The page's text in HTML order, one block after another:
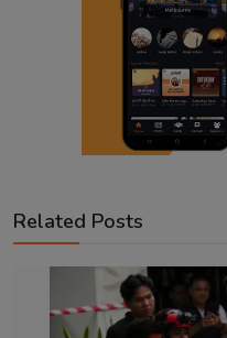
Related Posts